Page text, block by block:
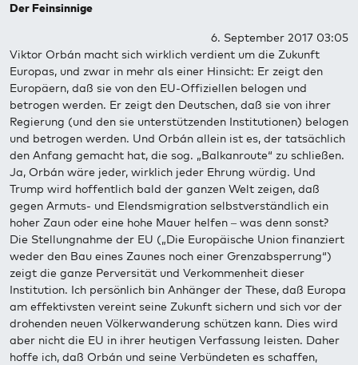
Der Feinsinnige
6. September 2017 03:05
Viktor Orbán macht sich wirklich verdient um die Zukunft
Europas, und zwar in mehr als einer Hinsicht: Er zeigt den
Europäern, daß sie von den EU-Offiziellen belogen und
betrogen werden. Er zeigt den Deutschen, daß sie von ihrer
Regierung (und den sie unterstützenden Institutionen) belogen
und betrogen werden. Und Orbán allein ist es, der tatsächlich
den Anfang gemacht hat, die sog. „Balkanroute“ zu schließen.
Ja, Orbán wäre jeder, wirklich jeder Ehrung würdig. Und
Trump wird hoffentlich bald der ganzen Welt zeigen, daß
gegen Armuts- und Elendsmigration selbstverständlich ein
hoher Zaun oder eine hohe Mauer helfen – was denn sonst?
Die Stellungnahme der EU („Die Europäische Union finanziert
weder den Bau eines Zaunes noch einer Grenzabsperrung“)
zeigt die ganze Perversität und Verkommenheit dieser
Institution. Ich persönlich bin Anhänger der These, daß Europa
am effektivsten vereint seine Zukunft sichern und sich vor der
drohenden neuen Völkerwanderung schützen kann. Dies wird
aber nicht die EU in ihrer heutigen Verfassung leisten. Daher
hoffe ich, daß Orbán und seine Verbündeten es schaffen,